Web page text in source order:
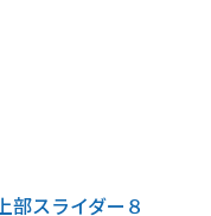
上部スライダー８